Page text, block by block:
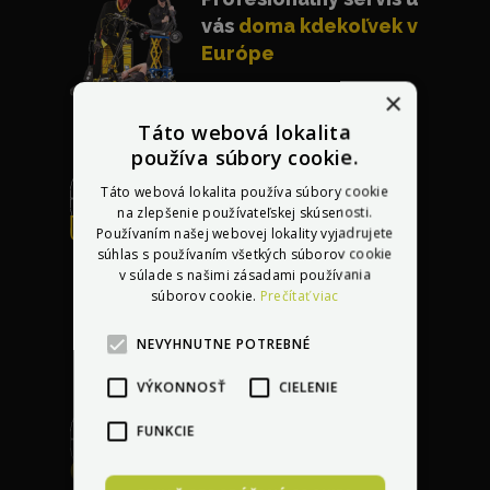
vás doma kdekoľvek v
Európe
Bezplatná oprava
akéhokoľvek
poškodeniado 30 dní
po kúpe vozidla
Garancia najlepšej
×
Táto webová lokalita
používa súbory cookie.
Táto webová lokalita používa súbory cookie
na zlepšenie používateľskej skúsenosti.
Používaním našej webovej lokality vyjadrujete
súhlas s používaním všetkých súborov cookie
v súlade s našimi zásadami používania
súborov cookie. Prečítať viac
NEVYHNUTNE POTREBNÉ
VÝKONNOSŤ CIELENIE
FUNKCIE